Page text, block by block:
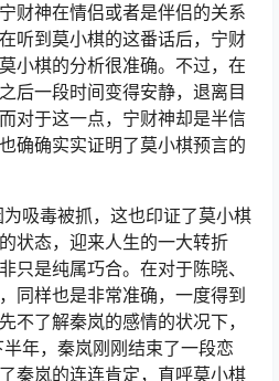
财神在情侣或者是伴侣的关系
听到莫小棋的这番话后，宁财
小棋的分析很准确。不过，在
后一段时间变得安静，退离目
对于这一点，宁财神却是半信
确确实实证明了莫小棋预言的
吸毒被抓，这也印证了莫小棋
状态，迎来人生的一大转折
只是纯属巧合。在对于陈晓、
同样也是非常准确，一度得到
不了解秦岚的感情的状况下，
年，秦岚刚刚结束了一段恋
秦岚的连连肯定，直呼莫小棋